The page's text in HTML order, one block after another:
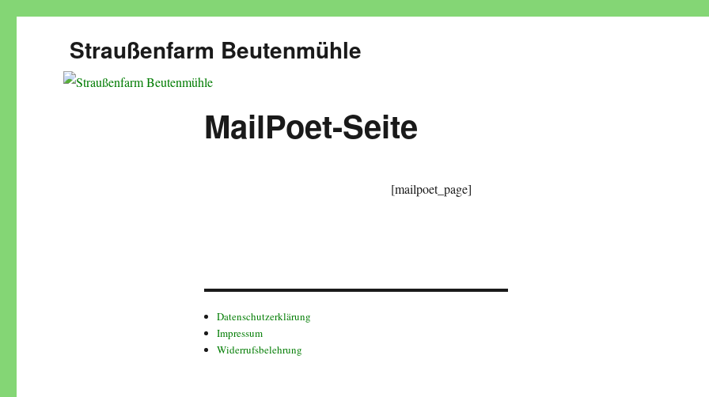
Straußenfarm Beutenmühle
MailPoet-Seite
[mailpoet_page]
Datenschutzerklärung
Impressum
Widerrufsbelehrung